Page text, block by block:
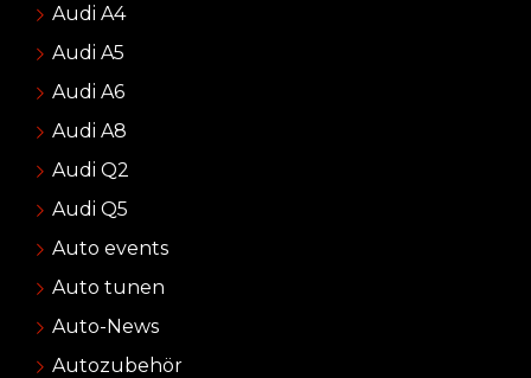
Audi A4
Audi A5
Audi A6
Audi A8
Audi Q2
Audi Q5
Auto events
Auto tunen
Auto-News
Autozubehör